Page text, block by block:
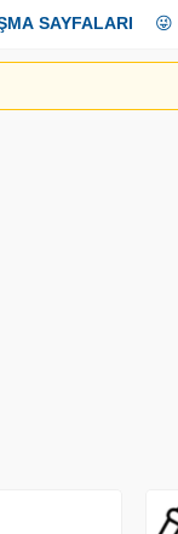
SAYFALARI 😜